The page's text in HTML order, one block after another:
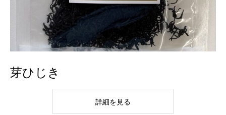
芽ひじき
詳細を見る